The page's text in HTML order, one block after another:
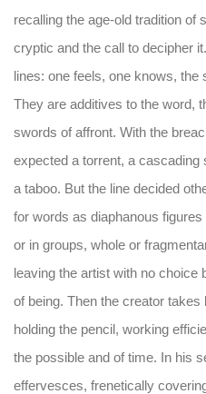
recalling the age-old tradition of
cryptic and the call to decipher
lines: one feels, one knows, the
They are additives to the word,
swords of affront. With the
expected a torrent, a
a taboo. But the line decided
for words as diaphanous
or in groups, whole or
leaving the artist with no choice
of being. Then the creator
holding the pencil, working
the possible and of time. In his
effervesces, frenetically